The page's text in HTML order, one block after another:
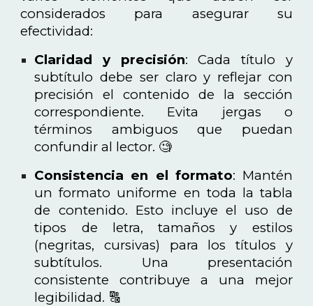
considerados para asegurar su
efectividad:
Claridad y precisión: Cada título y
subtítulo debe ser claro y reflejar con
precisión el contenido de la sección
correspondiente. Evita jergas o
términos ambiguos que puedan
confundir al lector. 🧐
Consistencia en el formato: Mantén
un formato uniforme en toda la tabla
de contenido. Esto incluye el uso de
tipos de letra, tamaños y estilos
(negritas, cursivas) para los títulos y
subtítulos. Una presentación
consistente contribuye a una mejor
legibilidad. 🔠